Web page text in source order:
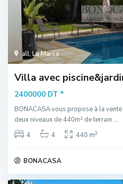
all, La Marsa
Villa avec
2400000 DT *
BONACASA vous propose à la
deux niveaux de 440m² de terrain ...
4
4 440 m2
BONACASA